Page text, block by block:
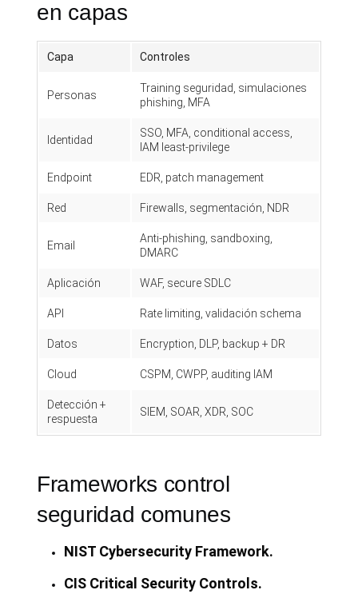
en capas
Capa Controles
Personas
Training seguridad, simulaciones
phishing, MFA
Identidad
SSO, MFA, conditional access,
IAM least-privilege
Endpoint EDR, patch management
Red Firewalls, segmentación, NDR
Email
Anti-phishing, sandboxing,
DMARC
Aplicación WAF, secure SDLC
API Rate limiting, validación schema
Datos Encryption, DLP, backup + DR
Cloud CSPM, CWPP, auditing IAM
Detección +
respuesta
SIEM, SOAR, XDR, SOC
Frameworks control
seguridad comunes
NIST Cybersecurity Framework.
CIS Critical Security Controls.